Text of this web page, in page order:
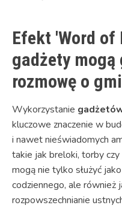
Efekt 'Word of
gadżety mogą
rozmowę o
Wykorzystanie
kluczowe znaczenie w
i nawet nieświadomych
takie jak breloki, torby
mogą nie tylko służyć
codziennego, ale również
rozpowszechnianie